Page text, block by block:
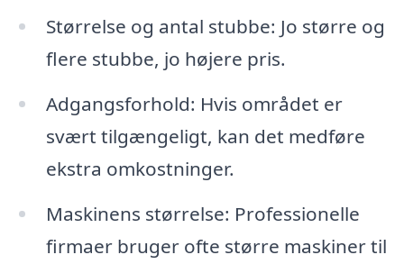
Størrelse og antal stubbe: Jo større og
flere stubbe, jo højere pris.
Adgangsforhold: Hvis området er
svært tilgængeligt, kan det medføre
ekstra omkostninger.
Maskinens størrelse: Professionelle
firmaer bruger ofte større maskiner til